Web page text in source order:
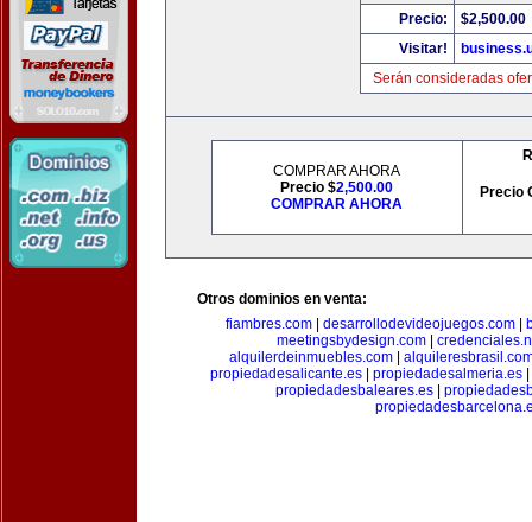
Precio:
$2,500.00
Visitar!
Serán consideradas
COMPRAR AHORA
Precio $2,500.00
COMPRAR AHORA
Precio
Otros dominios en venta:
fiambres.com| desarrollodevideojuegos.com|
meetingsbydesign.com|
alquilerdeinmuebles.com|
propiedadesalicante.es| propiedadesalmeria.es|
propiedadesbaleares.es